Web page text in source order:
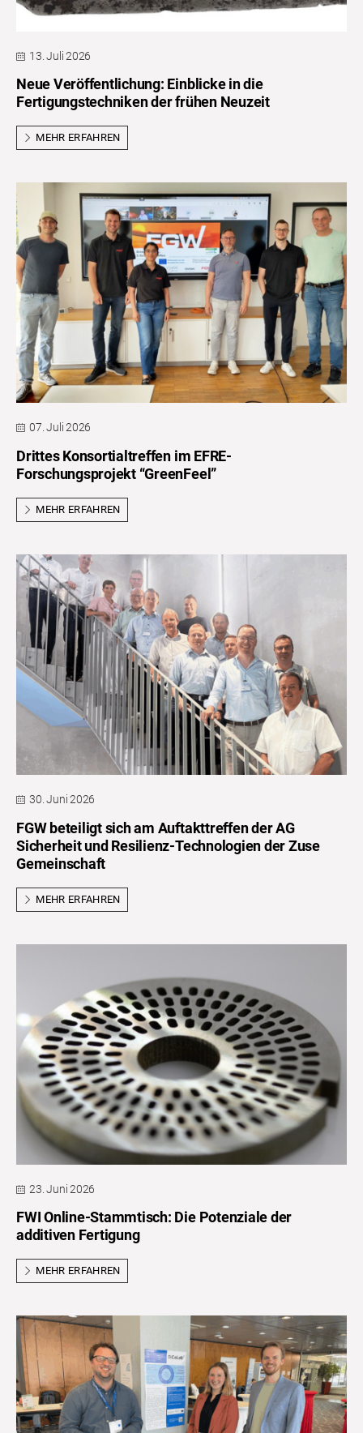
13. Juli 2026
Neue Veröffentlichung: Einblicke in die
Fertigungstechniken der frühen Neuzeit
MEHR ERFAHREN
07. Juli 2026
Drittes Konsortialtreffen im EFRE-
Forschungsprojekt “GreenFeel”
MEHR ERFAHREN
30. Juni 2026
FGW beteiligt sich am Auftakttreffen der AG
Sicherheit und Resilienz-Technologien der Zuse
Gemeinschaft
MEHR ERFAHREN
23. Juni 2026
FWI Online-Stammtisch: Die Potenziale der
additiven Fertigung
MEHR ERFAHREN